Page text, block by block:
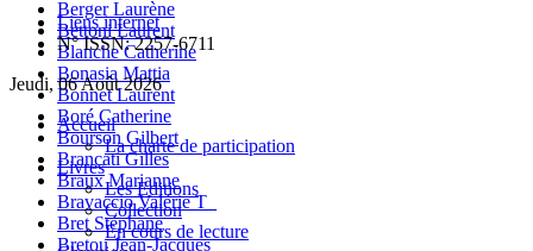
Berger Laurène
Bettoni Laurent
Blanche Catherine
Bonasia Mattia
Bonnet Laurent
Boré Catherine
Bourson Gilbert
Brancati Gilles
Braux Marianne
Bravaccio Valérie T_
Bret Stéphane
Bretou Jean-Jacques
Liens internet
N° ISSN: 2257-6711
Jeudi, 06 Août 2026
Accueil
La charte de participation
Livres
Les Editions
Collection
En cours de lecture